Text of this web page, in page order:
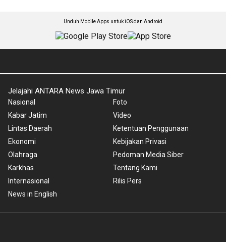
Unduh Mobile Apps untuk iOS dan Android
Jelajahi ANTARA News Jawa Timur
Nasional
Kabar Jatim
Lintas Daerah
Ekonomi
Olahraga
Karkhas
Internasional
News in English
Foto
Video
Ketentuan Penggunaan
Kebijakan Privasi
Pedoman Media Siber
Tentang Kami
Rilis Pers